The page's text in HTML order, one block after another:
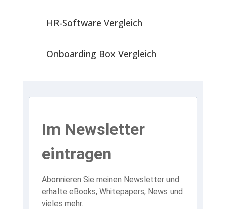
HR-Software Vergleich
Onboarding Box Vergleich
Im Newsletter
eintragen
Abonnieren Sie meinen Newsletter und
erhalte eBooks, Whitepapers, News und
vieles mehr.